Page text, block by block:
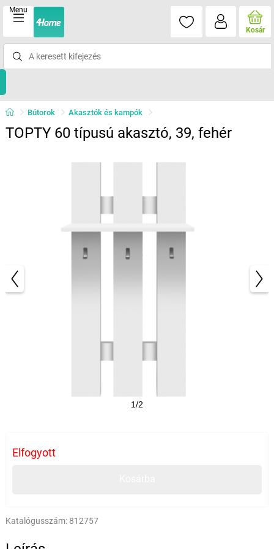
Menu
Kosár
Bútorok Akasztók és kampók
TOPTY 60 típusú akasztó, 39, fehér
1/2
Elfogyott
Katalógusszám: 812757